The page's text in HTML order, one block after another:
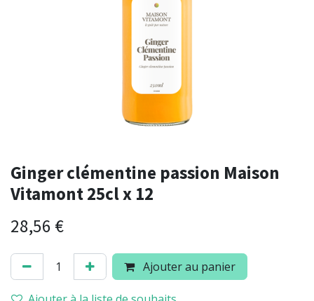
Ginger clémentine passion Maison
Vitamont 25cl x 12
28,56 €
Ajouter au panier